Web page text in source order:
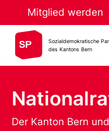
Mitglied werden
Sozialdemokratische
des Kantons Bern
Der Kanton Bern